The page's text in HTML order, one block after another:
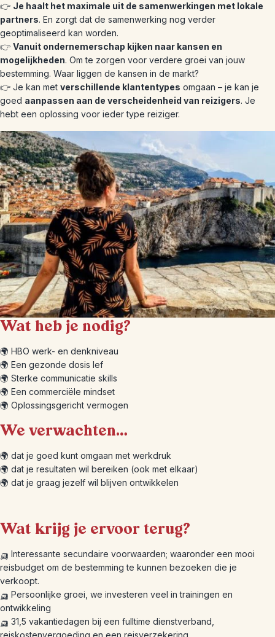
👉 Je haalt het maximale uit de samenwerkingen met lokale
partners. En zorgt dat de samenwerking nog verder
geoptimaliseerd kan worden.
👉 Vanuit ondernemerschap kijken naar kansen en
mogelijkheden. Om te zorgen voor verdere groei van jouw
bestemming. Waar liggen de kansen in de markt?
👉 Je kan met verschillende klantentypes omgaan – je kan je
goed aanpassen aan de verscheidenheid van reizigers. Je
hebt een oplossing voor ieder type reiziger.
Wat heb je nodig?
🌍 HBO werk- en denkniveau
🌍 Een gezonde dosis lef
🌍 Sterke communicatie skills
🌍 Een commerciële mindset
🌍 Oplossingsgericht vermogen
We verwachten…
🌍 dat je goed kunt omgaan met werkdruk
🌍 dat je resultaten wil bereiken (ook met elkaar)
🌍 dat je graag jezelf wil blijven ontwikkelen
Wat krijg je ervoor terug?
🛺 Interessante secundaire voorwaarden; waaronder een mooi
reisbudget om de bestemming te kunnen bezoeken die je
verkoopt.
🛺 Persoonlijke groei, we investeren veel in trainingen en
ontwikkeling
🛺 31,5 vakantiedagen bij een fulltime dienstverband,